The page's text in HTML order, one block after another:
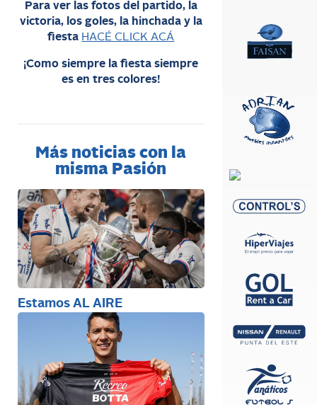
Para ver las fotos del partido, la
victoria, los goles, la hinchada y la
fiesta HACÉ CLICK ACÁ
¡Como siempre la fiesta siempre
es en tres colores!
Más noticias con la
misma Pasión
Estamos AL AIRE